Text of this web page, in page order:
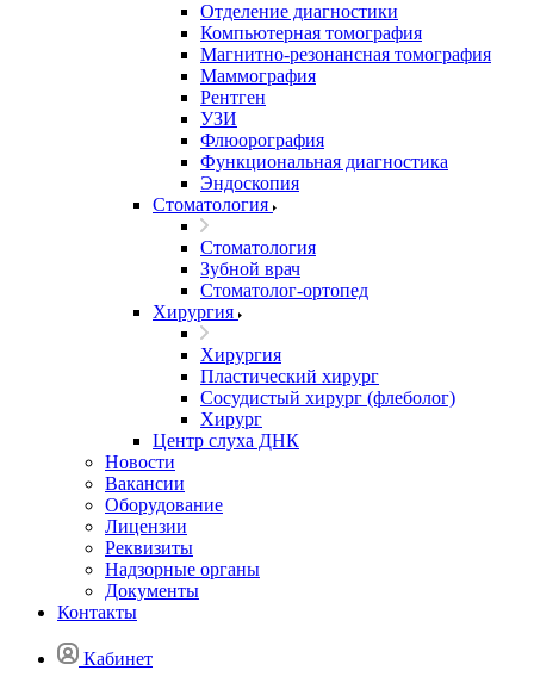
Отделение диагностики
Компьютерная томография
Магнитно-резонансная томография
Маммография
Рентген
УЗИ
Флюорография
Функциональная диагностика
Эндоскопия
Стоматология
Стоматология
Зубной врач
Стоматолог-ортопед
Хирургия
Хирургия
Пластический хирург
Сосудистый хирург (флеболог)
Хирург
Центр слуха ДНК
Новости
Вакансии
Оборудование
Лицензии
Реквизиты
Надзорные органы
Документы
Контакты
Кабинет